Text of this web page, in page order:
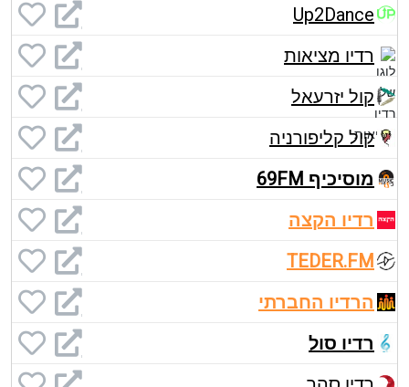
Up2Dance
רדיו מציאות
קול יזרעאל
קול קליפורניה
מוסיכיף 69FM
רדיו הקצה
TEDER.FM
הרדיו החברתי
רדיו סול